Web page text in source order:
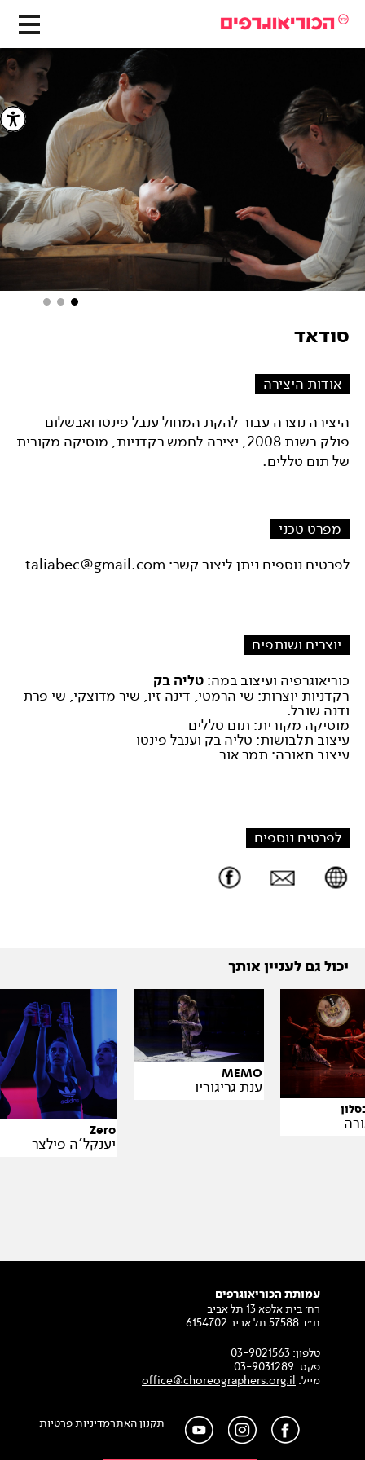
סודאד
אודות היצירה
היצירה נוצרה עבור להקת המחול ענבל פינטו ואבשלום
פולק בשנת 2008, יצירה לחמש רקדניות, מוסיקה מקורית
של תום טללים.
מפרט טכני
לפרטים נוספים ניתן ליצור קשר: taliabec@gmail.com
יוצרים ושותפים
כוריאוגרפיה ועיצוב במה: טליה בק
רקדניות יוצרות: שי הרמטי, דינה זיו, שיר מדוצקי, שי פרת
ודנה שובל.
מוסיקה מקורית: תום טללים
עיצוב תלבושות: טליה בק וענבל פינטו
עיצוב תאורה: תמר אור
לפרטים נוספים
יכול גם לעניין אותך
MEMO
ענת גריגוריו
Zero
יענקל'ה פילצר
עמותת הכוריאוגרפים
רח׳ בית אלפא 13 תל אביב
ת״ד 57588 תל אביב 6154702
טלפון: 03-9021563
פקס: 03-9031289
מייל: office@choreographers.org.il
תקנון האתרמדיניות פרטיות